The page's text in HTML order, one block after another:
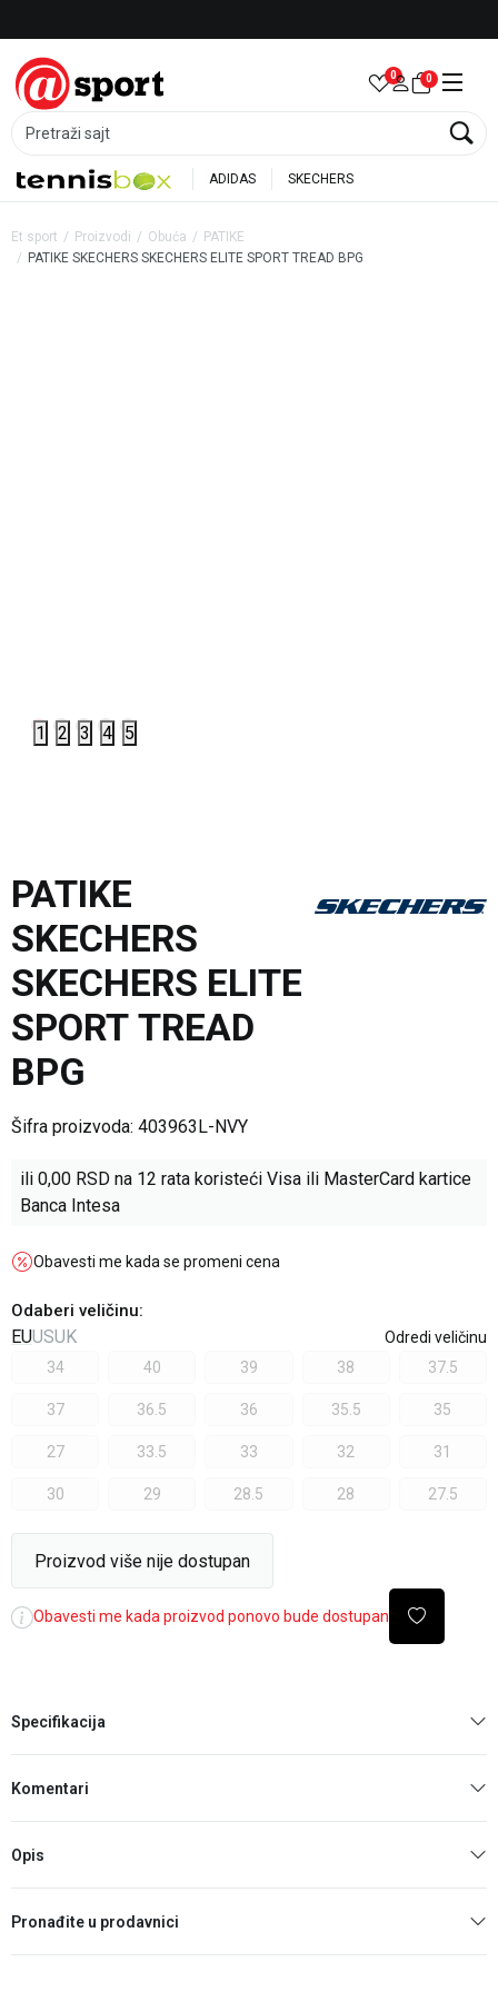
Pretraži sajt
0 0
ADIDAS SKECHERS
Et sport Proizvodi Obuća
PATIKE
PATIKE SKECHERS SKECHERS ELITE SPORT TREAD BPG
1 2 3 4 5
PATIKE
SKECHERS
SKECHERS ELITE
SPORT TREAD
BPG
Šifra proizvoda: 403963L-NVY
ili 0,00 RSD na 12 rata koristeći Visa ili MasterCard kartice
Banca Intesa
Obavesti me kada se promeni cena
Odaberi veličinu:
EUUSUK
Odredi veličinu
34
40 39 38 37.5
37 36.5 36 35.5 35
27 33.5 33 32 31
30 29 28.5 28 27.5
Proizvod više nije dostupan
Obavesti me kada proizvod ponovo bude dostupan
Specifikacija
Komentari
Opis
Pronađite u prodavnici